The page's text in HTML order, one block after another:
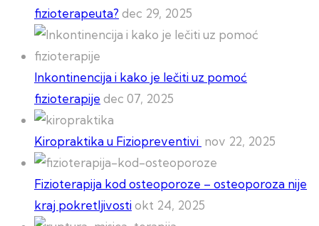
fizioterapeuta? dec 29, 2025
Inkontinencija i kako je lečiti uz pomoć
fizioterapije dec 07, 2025
Kiropraktika u Fiziopreventivi nov 22, 2025
Fizioterapija kod osteoporoze – osteoporoza nije
kraj pokretljivostiokt 24, 2025